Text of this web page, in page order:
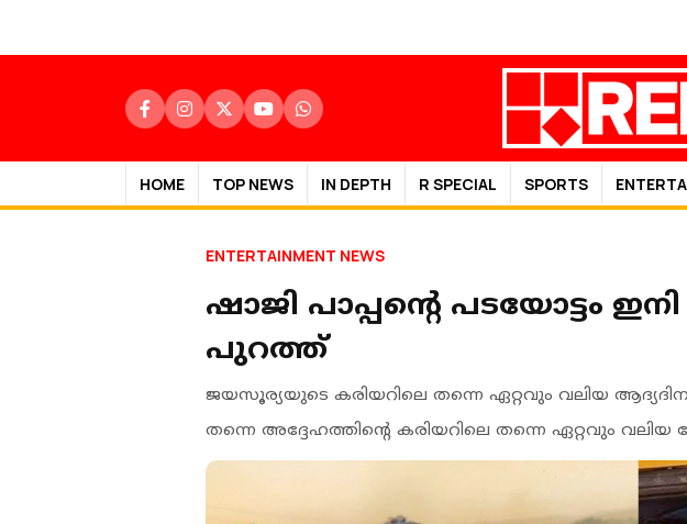
HOME TOP NEWS IN DEPTH R SPECIAL SPORTS
ENTERTAINMENT NEWS
ഷാജി പാപ്പന്റെ പടയോട്ടം
പുറത്ത്
ജയസൂര്യയുടെ കരിയറിലെ തന്നെ ഏറ്റവും വലിയ
തന്നെ അദ്ദേഹത്തിന്റെ കരിയറിലെ തന്നെ ഏറ്റവും